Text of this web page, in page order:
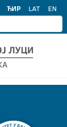
ЋИР LAT EN